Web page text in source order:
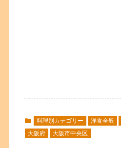
料理別カテゴリー 洋食全般
大阪府
大阪市中央区